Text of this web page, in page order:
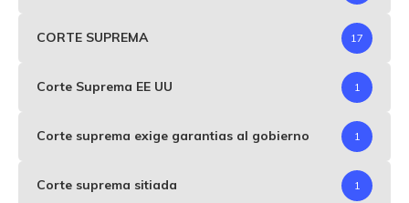
CORTE SUPREMA 17
Corte Suprema EE UU 1
Corte suprema exige garantias al gobierno 1
Corte suprema sitiada 1